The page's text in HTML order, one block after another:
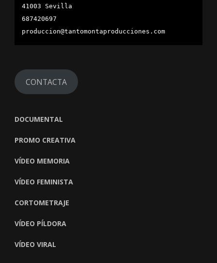
41003 Sevilla
687420697
produccion@tantomontaproducciones.com
CONTACTA
DOCUMENTAL
PROMO CREATIVA
VÍDEO MEMORIA
VÍDEO FEMINISTA
CORTOMETRAJE
VÍDEO PÍLDORA
VÍDEO VIRAL